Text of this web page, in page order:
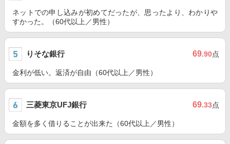
ネットでの申し込みが初めてだったが、思ったより、わかりや
すかった。（60代以上／男性）
りそな銀行 69.90点
金利が低い。返済が自由（60代以上／男性）
三菱東京UFJ銀行 69.33点
金額を多く借りることが出来た（60代以上／男性）